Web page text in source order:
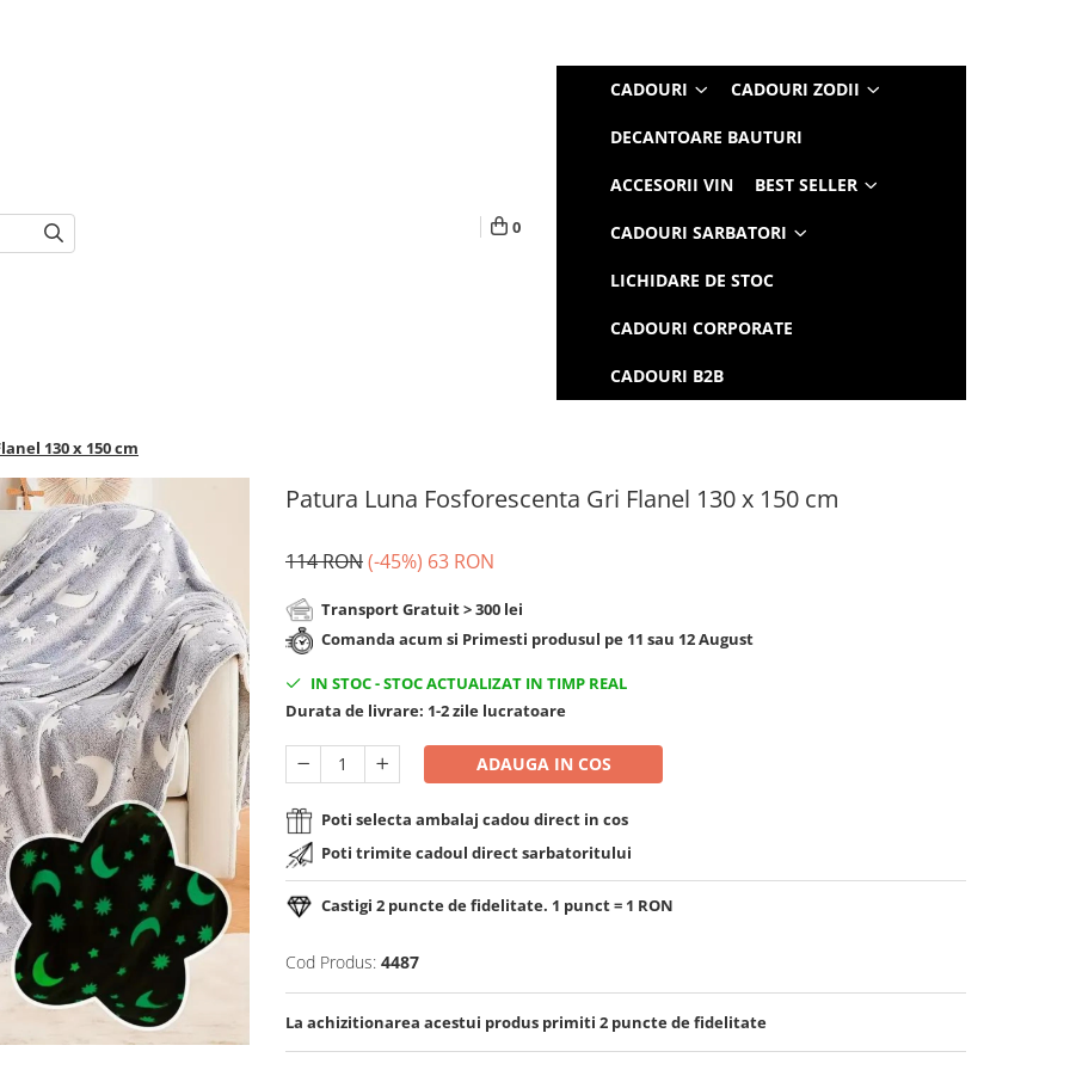
0
CADOURI CADOURI ZODII
DECANTOARE BAUTURI
ACCESORII VIN BEST SELLER
CADOURI SARBATORI
LICHIDARE DE STOC
CADOURI CORPORATE
CADOURI B2B
130 x 150 cm
Patura Luna Fosforescenta Gri Flanel 130 x 150 cm
114 RON(-45%) 63 RON
Transport Gratuit > 300 lei
Comanda acum si Primesti produsul pe 11 sau 12 August
IN STOC-STOC ACTUALIZAT IN TIMP REAL
Durata de livrare: 1-2 zile lucratoare
ADAUGA IN COS
Poti selecta ambalaj cadou direct in cos
Poti trimite cadoul direct sarbatoritului
Castigi 2 puncte de fidelitate. 1 punct = 1 RON
Cod Produs: 4487
La achizitionarea acestui produs primiti 2 puncte de fidelitate